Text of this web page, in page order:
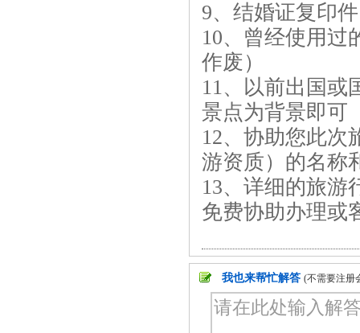
9、结婚证复印件
10、曾经使用过
作废）
11、以前出国或
景点为背景即可
12、协助您此次
游资质）的名称
13、详细的旅游
免费协助办理或
我也来帮忙解答 (不需要注册